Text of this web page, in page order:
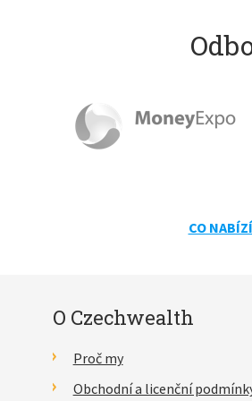
CO
O Czechwealth
Proč my
Obchodní a licenční